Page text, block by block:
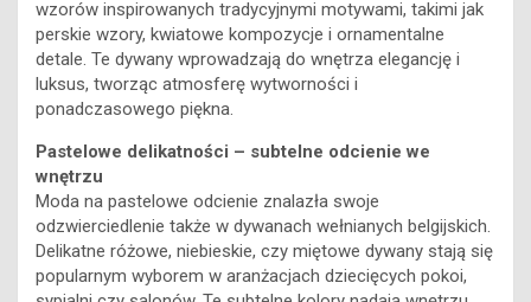
stylom. Dywany wełniane belgijskie oferują bogactwo
wzorów inspirowanych tradycyjnymi motywami, takimi jak
perskie wzory, kwiatowe kompozycje i ornamentalne
detale. Te dywany wprowadzają do wnętrza elegancję i
luksus, tworząc atmosferę wytworności i
ponadczasowego piękna.
Pastelowe delikatności – subtelne odcienie we
wnętrzu
Moda na pastelowe odcienie znalazła swoje
odzwierciedlenie także w dywanach wełnianych belgijskich.
Delikatne różowe, niebieskie, czy miętowe dywany stają się